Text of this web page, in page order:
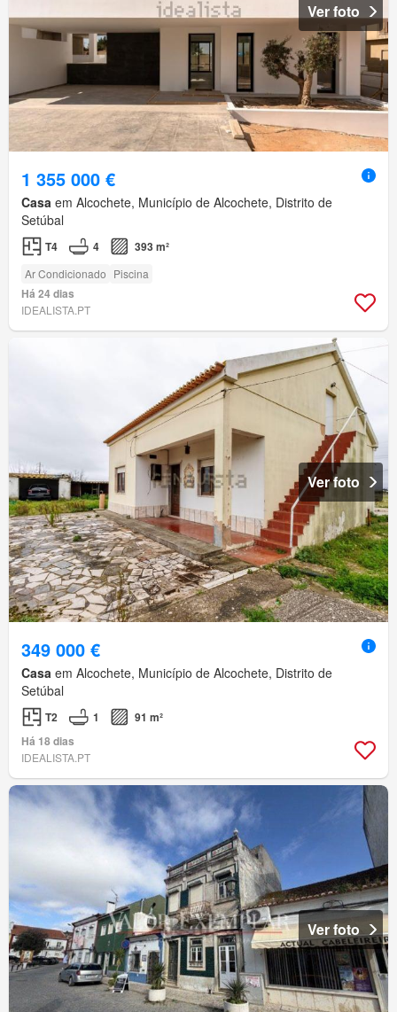
Ver foto
1 355 000 €
Casa em Alcochete, Município de Alcochete, Distrito de
Setúbal
T4 4 393 m²
Ar Condicionado Piscina
Há 24 dias
IDEALISTA.PT
Ver foto
349 000 €
Casa em Alcochete, Município de Alcochete, Distrito de
Setúbal
T2 1
91 m²
Há 18 dias
IDEALISTA.PT
Ver foto